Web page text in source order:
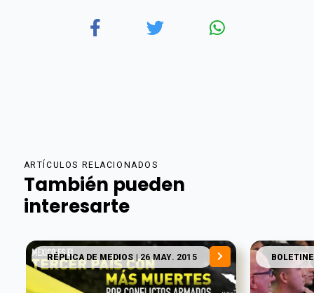
ARTÍCULOS RELACIONADOS
También pueden
interesarte
RÉPLICA DE MEDIOS| 26 MAY. 2015